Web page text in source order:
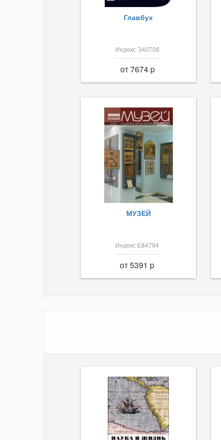
Главбух
Индекс Э40708
от 7674 p
МУЗЕЙ
Индекс Е84794
от 5391 p